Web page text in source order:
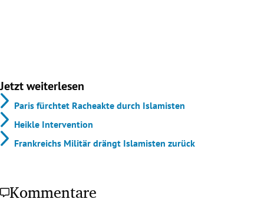
Jetzt weiterlesen
Paris fürchtet Racheakte durch Islamisten
Heikle Intervention
Frankreichs Militär drängt Islamisten zurück
Kommentare